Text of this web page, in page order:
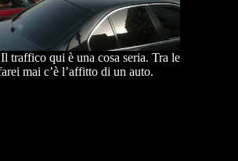
traffico qui è una cosa seria. Tra le
mai c’è l’affitto di un auto.